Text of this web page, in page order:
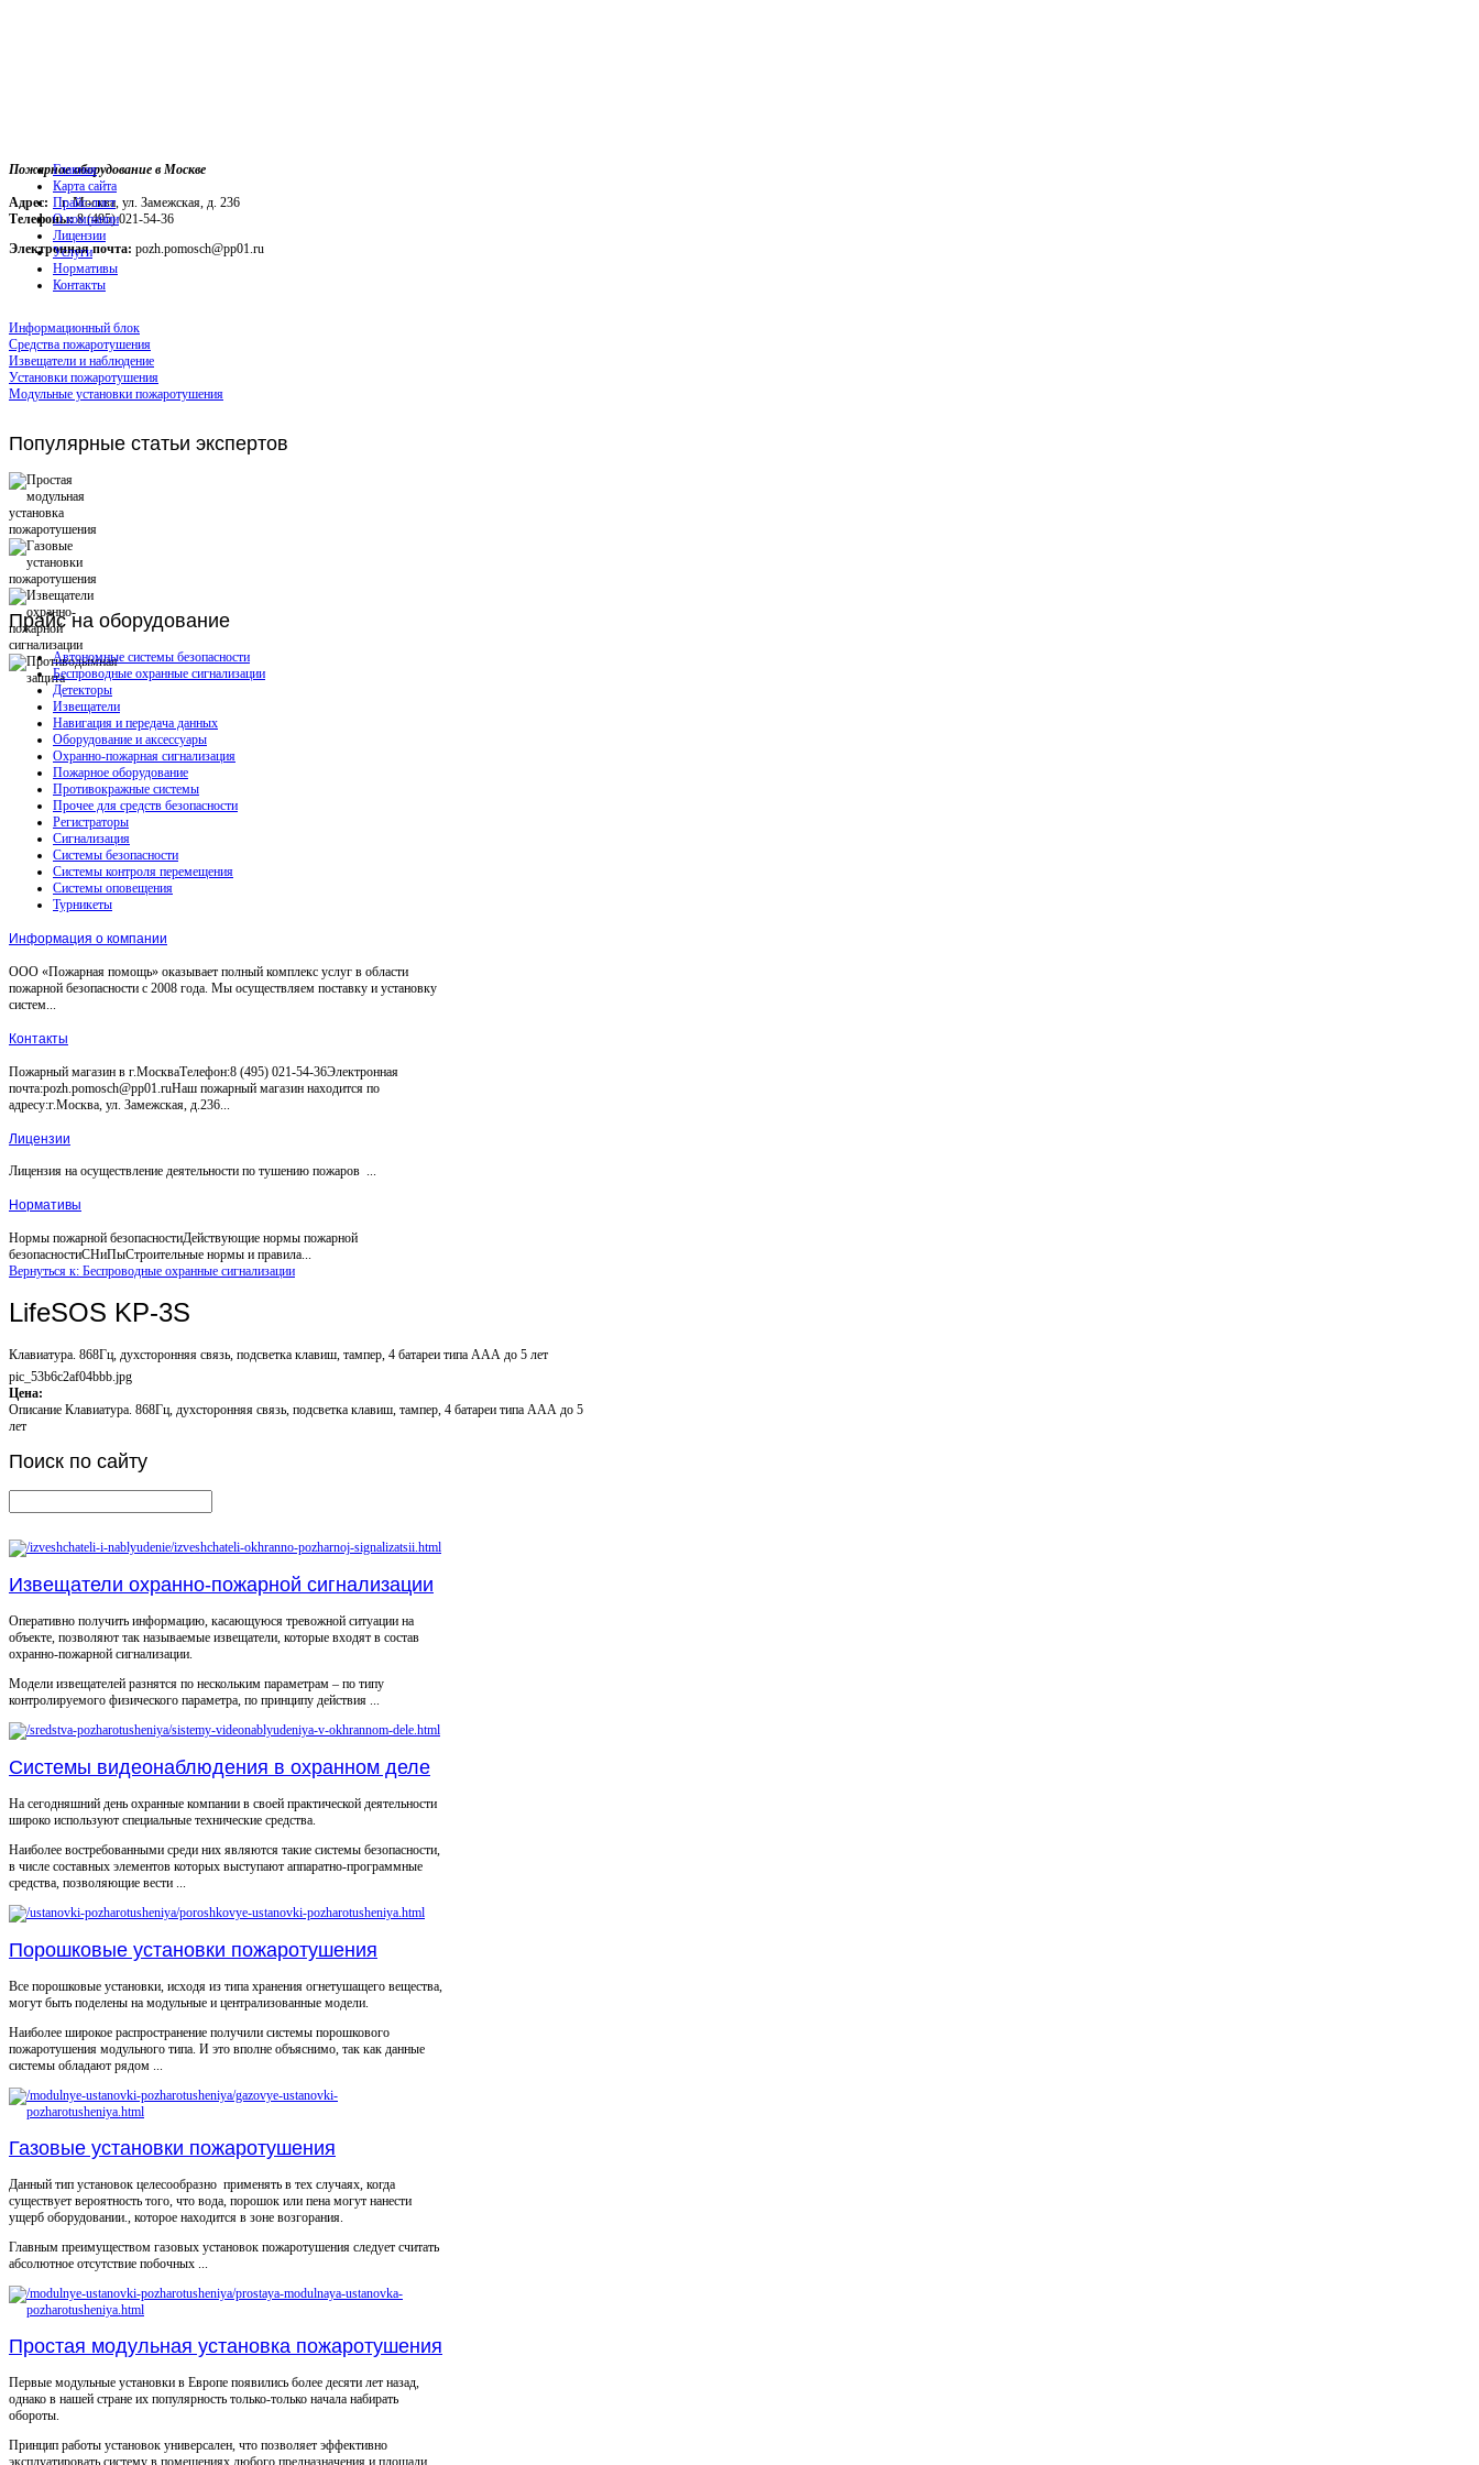
Пожарное оборудование в Москве
Адрес: г. Москва, ул. Замежская, д. 236
Телефоны:8 (495) 021-54-36
Электронная почта: pozh.pomosch@pp01.ru
Главная
Карта сайта
Прайс-лист
О компании
Лицензии
Услуги
Нормативы
Контакты
Информационный блок
Средства пожаротушения
Извещатели и наблюдение
Установки пожаротушения
Модульные установки пожаротушения
Популярные статьи экспертов
Прайсна оборудование
Автономные системы безопасности
Беспроводные охранные сигнализации
Детекторы
Извещатели
Навигация и передача данных
Оборудование и аксессуары
Охранно-пожарная сигнализация
Пожарное оборудование
Противокражные системы
Прочее для средств безопасности
Регистраторы
Сигнализация
Системы безопасности
Системы контроля перемещения
Системы оповещения
Турникеты
Информация о компании
ООО «Пожарная помощь» оказывает полный комплекс услуг в области
пожарной безопасности с 2008 года. Мы осуществляем поставку и установку
систем...
Контакты
Пожарный магазин в г.МоскваТелефон:8 (495) 021-54-36Электронная
почта:pozh.pomosch@pp01.ruНаш пожарный магазин находится по
адресу:г.Москва, ул. Замежская, д.236...
Лицензии
Лицензия на осуществление деятельности по тушению пожаров ...
Нормативы
Нормы пожарной безопасностиДействующие нормы пожарной
безопасностиСНиПыСтроительные нормы и правила...
Вернуться к: Беспроводные охранные сигнализации
LifeSOS KP-3S
Клавиатура. 868Гц, духсторонняя связь, подсветка клавиш, тампер, 4 батареи типа AAА до 5 лет
pic_53b6c2af04bbb.jpg
Цена:
Описание Клавиатура. 868Гц, духсторонняя связь, подсветка клавиш, тампер, 4 батареи типа AAА до 5
лет
Поиск по сайту
Извещатели охранно-пожарной сигнализации
Оперативно получить информацию, касающуюся тревожной ситуации на
объекте, позволяют так называемые извещатели, которые входят в состав
охранно-пожарной сигнализации.
Модели извещателей разнятся по нескольким параметрам – по типу
контролируемого физического параметра, по принципу действия ...
Системы видеонаблюдения в охранном деле
На сегодняшний день охранные компании в своей практической деятельности
широко используют специальные технические средства.
Наиболее востребованными среди них являются такие системы безопасности,
в числе составных элементов которых выступают аппаратно-программные
средства, позволяющие вести ...
Порошковые установки пожаротушения
Все порошковые установки, исходя из типа хранения огнетушащего вещества,
могут быть поделены на модульные и централизованные модели.
Наиболее широкое распространение получили системы порошкового
пожаротушения модульного типа. И это вполне объяснимо, так как данные
системы обладают рядом ...
Газовые установки пожаротушения
Данный тип установок целесообразно применять в тех случаях, когда
существует вероятность того, что вода, порошок или пена могут нанести
ущерб оборудовании., которое находится в зоне возгорания.
Главным преимуществом газовых установок пожаротушения следует считать
абсолютное отсутствие побочных ...
Простая модульная установка пожаротушения
Первые модульные установки в Европе появились более десяти лет назад,
однако в нашей стране их популярность только-только начала набирать
обороты.
Принцип работы установок универсален, что позволяет эффективно
эксплуатировать систему в помещениях любого предназначения и площади.